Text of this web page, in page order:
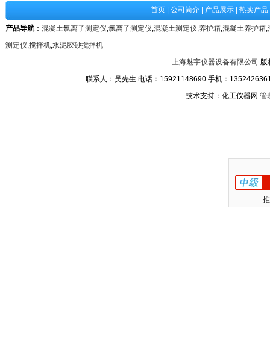
首页 公司简介 产品展示 热卖产品
产品导航 ： 混凝土氯离子测定仪,氯离子测定仪,混凝土测定仪,养护箱,混凝土养护箱,
测定仪,搅拌机,水泥胶砂搅拌机
上海魅宇仪器设备有限公司 版
联系人：吴先生 电话：15921148690 手机：
技术支持：化工仪器网 管